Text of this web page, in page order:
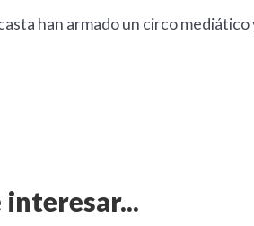
han armado un circo
interesar...